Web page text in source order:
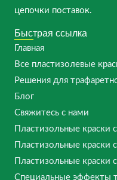
цепочки поставок.
Быстрая ссылка
Главная
Все пластизолевые
Решения для
Блог
Свяжитесь с нами
Пластизольные краски
Пластизольные краски
Пластизольные краски
Специальные эффекты